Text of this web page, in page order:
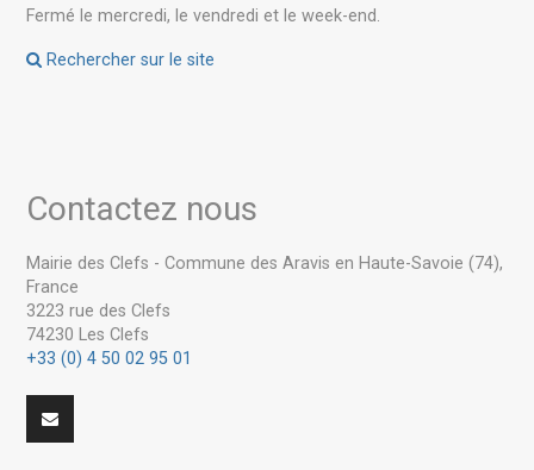
Fermé le mercredi, le vendredi et le week-end.
Rechercher sur le site
Contactez nous
Mairie des Clefs - Commune des Aravis en Haute-Savoie (74),
France
3223 rue des Clefs
74230 Les Clefs
+33 (0) 4 50 02 95 01